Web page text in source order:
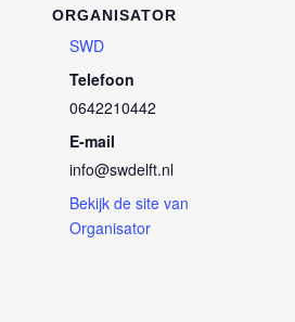
ORGANISATOR
SWD
Telefoon
0642210442
E-mail
info@swdelft.nl
Bekijk de site van
Organisator